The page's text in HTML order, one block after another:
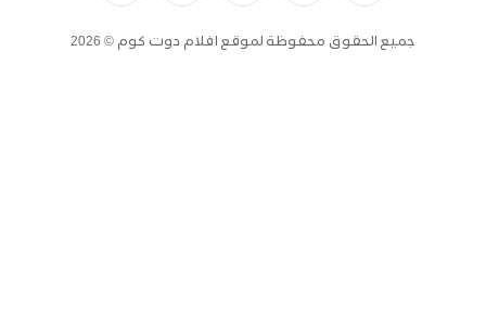
جميع الحقوق محفوظة لموقع افلام دوت كوم © 2026